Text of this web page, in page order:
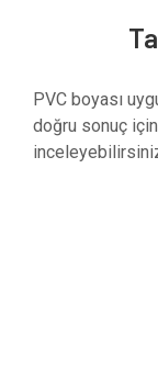
PVC boyası
doğru sonuç